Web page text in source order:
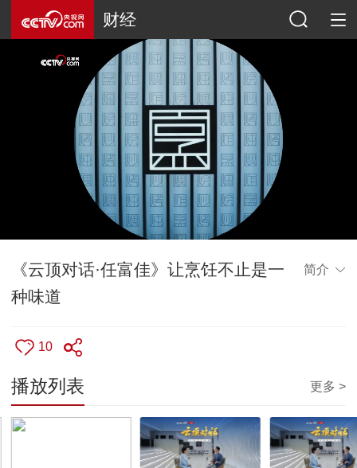
财经
《云顶对话·任富佳》让烹饪不止是一
种味道
简介
10
播放列表 更多 >